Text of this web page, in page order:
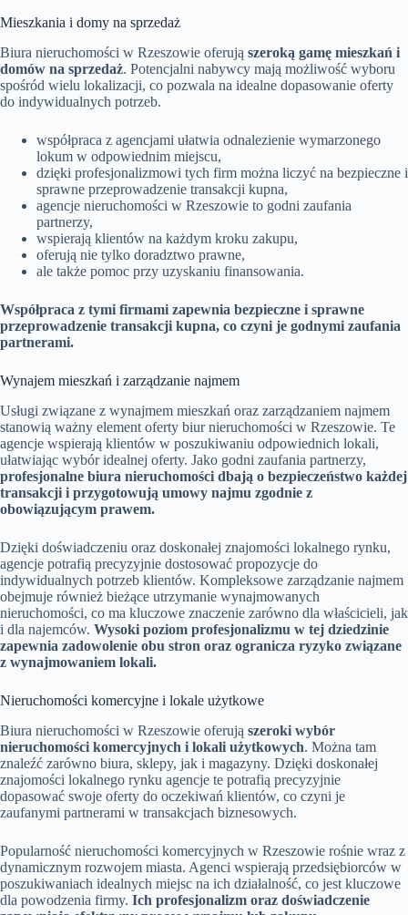
Mieszkania i domy na sprzedaż
Biura nieruchomości w Rzeszowie oferują szeroką gamę mieszkań i
domów na sprzedaż. Potencjalni nabywcy mają możliwość wyboru
spośród wielu lokalizacji, co pozwala na idealne dopasowanie oferty
do indywidualnych potrzeb.
współpraca z agencjami ułatwia odnalezienie wymarzonego
lokum w odpowiednim miejscu,
dzięki profesjonalizmowi tych firm można liczyć na bezpieczne i
sprawne przeprowadzenie transakcji kupna,
agencje nieruchomości w Rzeszowie to godni zaufania
partnerzy,
wspierają klientów na każdym kroku zakupu,
oferują nie tylko doradztwo prawne,
ale także pomoc przy uzyskaniu finansowania.
Współpraca z tymi firmami zapewnia bezpieczne i sprawne
przeprowadzenie transakcji kupna, co czyni je godnymi zaufania
partnerami.
Wynajem mieszkań i zarządzanie najmem
Usługi związane z wynajmem mieszkań oraz zarządzaniem najmem
stanowią ważny element oferty biur nieruchomości w Rzeszowie. Te
agencje wspierają klientów w poszukiwaniu odpowiednich lokali,
ułatwiając wybór idealnej oferty. Jako godni zaufania partnerzy,
profesjonalne biura nieruchomości dbają o bezpieczeństwo każdej
transakcji i przygotowują umowy najmu zgodnie z
obowiązującym prawem.
Dzięki doświadczeniu oraz doskonałej znajomości lokalnego rynku,
agencje potrafią precyzyjnie dostosować propozycje do
indywidualnych potrzeb klientów. Kompleksowe zarządzanie najmem
obejmuje również bieżące utrzymanie wynajmowanych
nieruchomości, co ma kluczowe znaczenie zarówno dla właścicieli, jak
i dla najemców. Wysoki poziom profesjonalizmu w tej dziedzinie
zapewnia zadowolenie obu stron oraz ogranicza ryzyko związane
z wynajmowaniem lokali.
Nieruchomości komercyjne i lokale użytkowe
Biura nieruchomości w Rzeszowie oferują szeroki wybór
nieruchomości komercyjnych i lokali użytkowych. Można tam
znaleźć zarówno biura, sklepy, jak i magazyny. Dzięki doskonałej
znajomości lokalnego rynku agencje te potrafią precyzyjnie
dopasować swoje oferty do oczekiwań klientów, co czyni je
zaufanymi partnerami w transakcjach biznesowych.
Popularność nieruchomości komercyjnych w Rzeszowie rośnie wraz z
dynamicznym rozwojem miasta. Agenci wspierają przedsiębiorców w
poszukiwaniach idealnych miejsc na ich działalność, co jest kluczowe
dla powodzenia firmy. Ich profesjonalizm oraz doświadczenie